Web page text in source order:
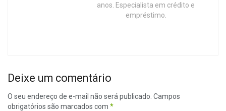
anos. Especialista em crédito e
empréstimo.
Deixe um comentário
O seu endereço de e-mail não será publicado. Campos
obrigatórios são marcados com *